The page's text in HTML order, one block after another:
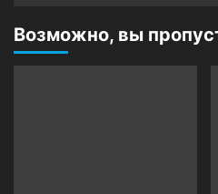
Возможно, вы